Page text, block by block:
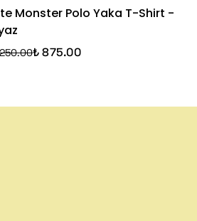
Monster Polo Yaka T-Shirt -
₺ 875.00